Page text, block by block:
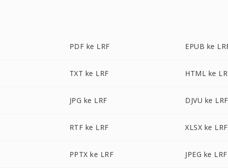
PDF ke LRF EPUB ke
TXT ke LRF HTML ke
JPG ke LRF DJVU ke LRF
RTF ke LRF XLSX ke LRF
PPTX ke LRF JPEG ke LRF